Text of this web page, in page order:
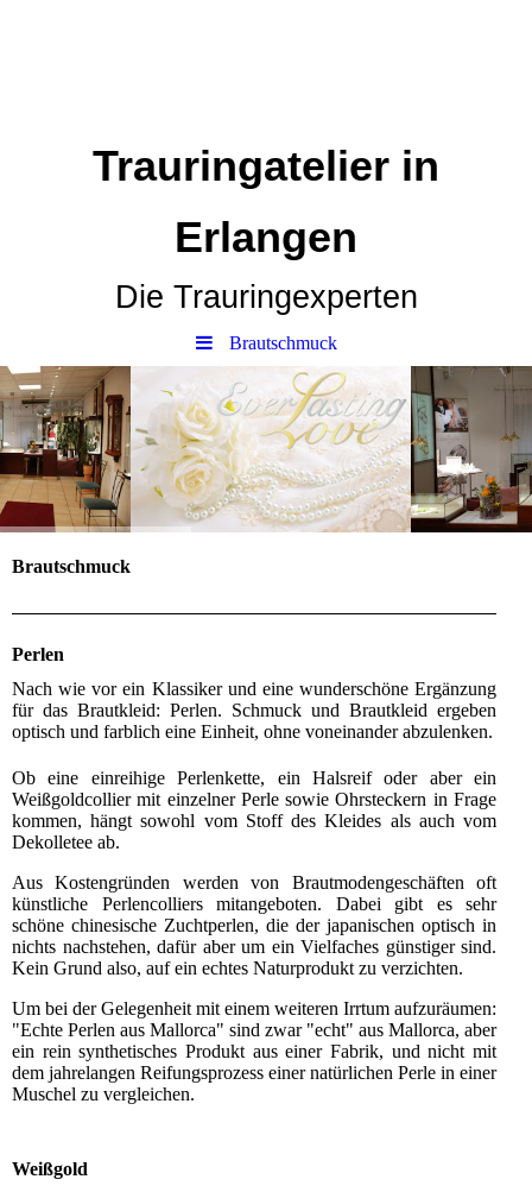
Trauringatelier in
Erlangen
Die Trauringexperten
Brautschmuck
Brautschmuck
Perlen
Nach wie vor ein Klassiker und eine wunderschöne Ergänzung
für das Brautkleid: Perlen. Schmuck und Brautkleid ergeben
optisch und farblich eine Einheit, ohne voneinander abzulenken.
Ob eine einreihige Perlenkette, ein Halsreif oder aber ein
Weißgoldcollier mit einzelner Perle sowie Ohrsteckern in Frage
kommen, hängt sowohl vom Stoff des Kleides als auch vom
Dekolletee ab.
Aus Kostengründen werden von Brautmodengeschäften oft
künstliche Perlencolliers mitangeboten. Dabei gibt es sehr
schöne chinesische Zuchtperlen, die der japanischen optisch in
nichts nachstehen, dafür aber um ein Vielfaches günstiger sind.
Kein Grund also, auf ein echtes Naturprodukt zu verzichten.
Um bei der Gelegenheit mit einem weiteren Irrtum aufzuräumen:
"Echte Perlen aus Mallorca" sind zwar "echt" aus Mallorca, aber
ein rein synthetisches Produkt aus einer Fabrik, und nicht mit
dem jahrelangen Reifungsprozess einer natürlichen Perle in einer
Muschel zu vergleichen.
Weißgold